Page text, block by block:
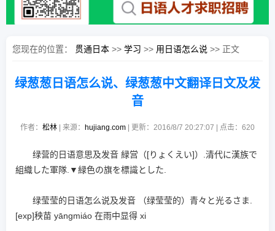
您现在的位置： 贯通日本 >> 学习 >> 用日语怎么说 >> 正文
绿葱葱日语怎么说、绿葱葱中文翻译日文及发
音
作者： 松林 | 来源： hujiang.com | 更新：2016/8/7 20:27:07 | 点击： 620
绿营的日语意思及发音 緑営（[りょくえい]）.清代に漢族で
組織した軍隊.▼緑色の旗を標識とした.
绿莹莹的日语怎么说及发音 （绿莹莹的）青々と光るさま.
[exp]秧苗 yāngmiáo 在雨中显得 xi